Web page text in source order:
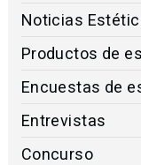
Noticias
Productos de
Encuestas de
Entrevistas
Concurso